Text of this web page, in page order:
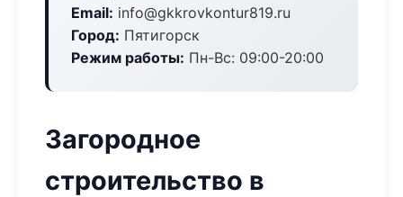
Email: info@gkkrovkontur819.ru
Город: Пятигорск
Режим работы: Пн-Вс: 09:00-20:00
Загородное
строительство в